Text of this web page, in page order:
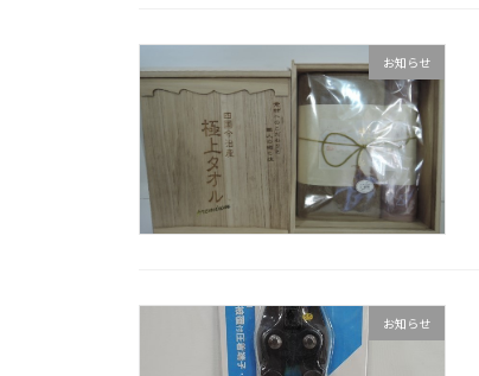
お知らせ
お知らせ